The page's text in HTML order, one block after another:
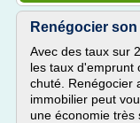
Renégocier
Avec des taux sur
les taux d'emprunt
chuté. Renégocier
immobilier peut
une économie très